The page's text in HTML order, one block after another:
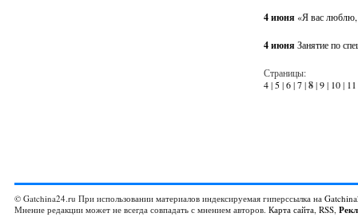
4 июня «Я вас люблю,
4 июня Занятие по
Страницы:
4| 5|6|7|8|9| 10| 11
© Gatchina24.ru При использовании материалов индексируемая гиперссылка на
Мнение редакции может не всегда совпадать с мнением авторов. Карта сайта, RSS,